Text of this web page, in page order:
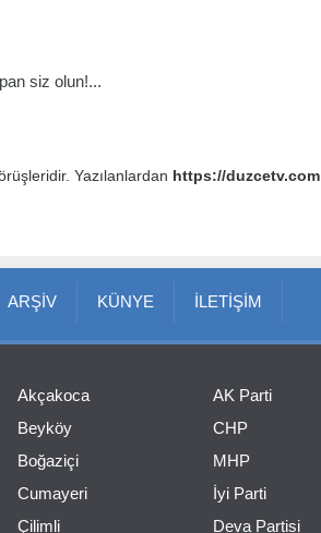
siz olun!...
Yazılanlardan https://duzcetv.com
ARŞİV KÜNYE İLETİŞİM
Akçakoca
Beyköy
Boğaziçi
Cumayeri
Çilimli
AK Parti
CHP
MHP
İyi Parti
Deva Partisi